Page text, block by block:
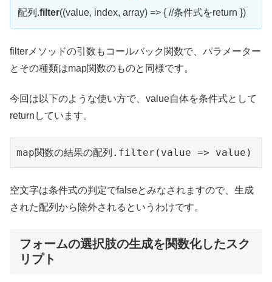
配列.filter((value, index, array) => { //条件式をreturn })
filterメソッドの引数もコールバック関数で、パラメーター
とその種類はmap関数のものと同様です。
今回は以下のような使い方で、value自体を条件式として
returnしています。
map関数の結果の配列.filter(value => value)
空文字は条件式の判定でfalseとみなされますので、生成
された配列から除外されるというわけです。
フォームの選択肢の生成を関数化したスク
リプト